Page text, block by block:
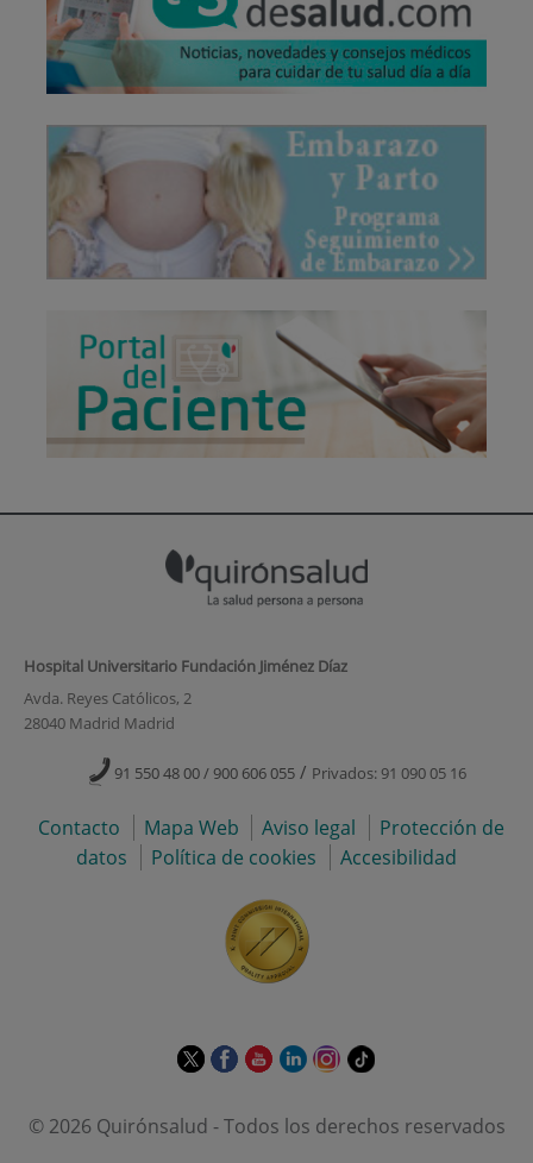
Hospital Universitario Fundación Jiménez Díaz
Avda. Reyes Católicos, 2
28040 Madrid Madrid
91 550 48 00 / 900 606 055 / Privados: 91 090 05 16
Contacto Mapa Web Aviso legal
Protección de
datos
Política de cookies Accesibilidad
Este
abrirá
Este
abrirá
Este
abrirá
Este
abrirá
Este
abrirá
Enlace
aplicación
© 2026 Quirónsalud - Todos los derechos reservados